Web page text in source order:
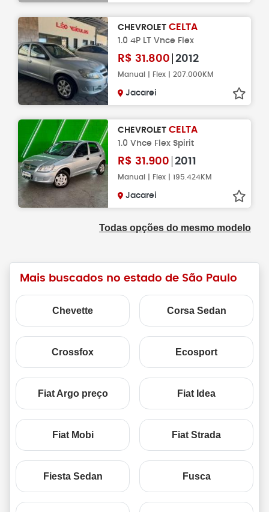
CHEVROLET CELTA
1.0 4P LT Vhce Flex
R$ 31.800 2012
Manual | Flex | 207.000KM
Jacarei
CHEVROLET CELTA
1.0 Vhce Flex Spirit
R$ 31.900 2011
Manual | Flex | 195.424KM
Jacarei
Todas opções do mesmo modelo
Mais buscados no estado de São Paulo
Chevette Corsa Sedan
Crossfox Ecosport
Fiat Argo preço Fiat Idea
Fiat Mobi Fiat Strada
Fiesta Sedan Fusca